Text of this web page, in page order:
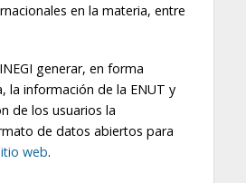
en la materia, entre
generar, en forma
la información de la ENUT y
de los usuarios la
de datos abiertos para
web.